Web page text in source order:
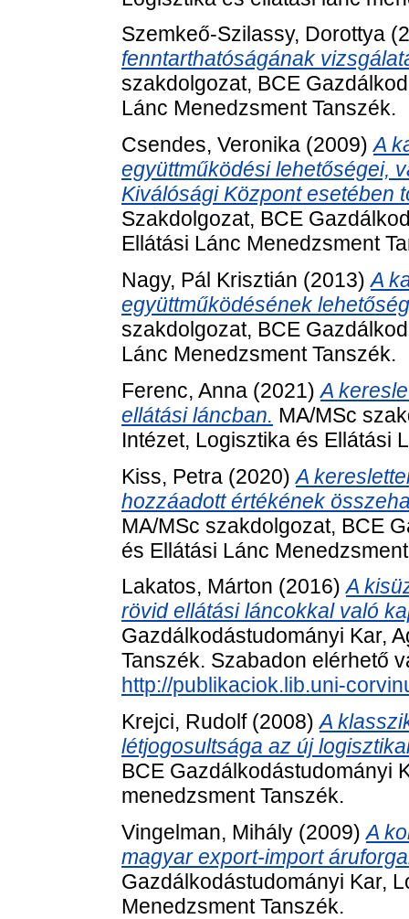
Szemkeő-Szilassy, Dorottya
fenntarthatóságának
szakdolgozat, BCE
Lánc Menedzsment Tanszék.
Csendes, Veronika (2009)A
együttműködési lehetőségei,
Kiválósági Központ esetében
Szakdolgozat, BCE
Ellátási Lánc Menedzsment
Nagy, Pál Krisztián (2013)A
együttműködésének
szakdolgozat, BCE
Lánc Menedzsment Tanszék.
Ferenc, Anna (2021)A
ellátási láncban. MA/MSc
Intézet, Logisztika és Ellátási
Kiss, Petra (2020)A
hozzáadott értékének
MA/MSc szakdolgozat, BCE
és Ellátási Lánc
Lakatos, Márton (2016)A
rövid ellátási láncokkal való
Gazdálkodástudományi Kar,
Tanszék. Szabadon elérhető
http://publikaciok.lib.uni-
Krejci, Rudolf(2008)A
létjogosultsága az új
BCE Gazdálkodástudományi
menedzsment Tanszék.
Vingelman, Mihály (2009)A
magyar export‐import
Gazdálkodástudományi Kar,
Menedzsment Tanszék.